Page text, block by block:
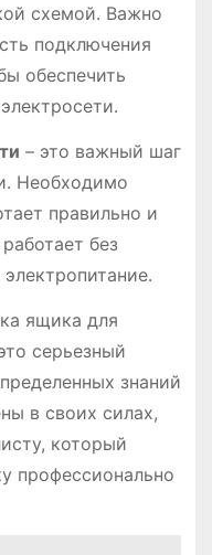
схемой․ Важно
подключения
обеспечить
– это важный шаг
Необходимо
правильно и
без
ящика для
серьезный
знаний
в своих силах,
который
профессионально